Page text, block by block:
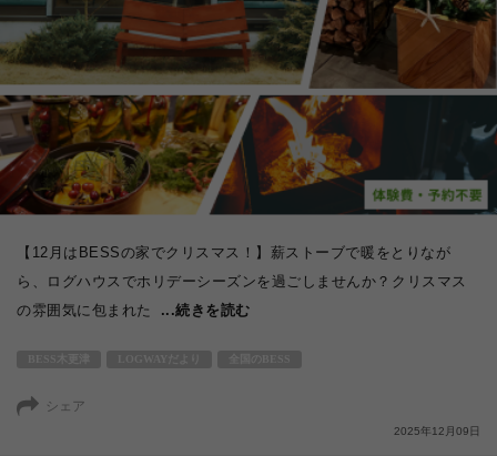
【12月はBESSの家でクリスマス！】薪ストーブで暖をとりなが
ら、ログハウスでホリデーシーズンを過ごしませんか？クリスマス
の雰囲気に包まれた
...続きを読む
シェア
2025年12月09日